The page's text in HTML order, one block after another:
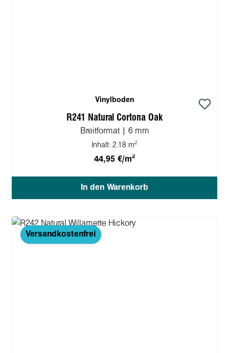
Vinylboden
R241 Natural Cortona Oak
Breitformat | 6 mm
Inhalt: 2.18 m2
44,95 €/m2
In den Warenkorb
Versandkostenfrei